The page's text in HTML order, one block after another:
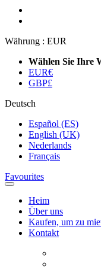
Währung : EUR
Wählen Sie Ihre
EUR€
GBP£
Deutsch
Español (ES)
English (UK)
Nederlands
Français
Favourites
Heim
Über uns
Kaufen, um zu
Kontakt